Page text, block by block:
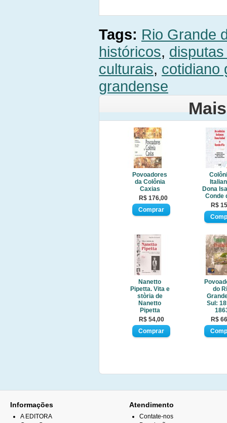
Tags: Rio Grande
históricos,
culturais, cotidiano
grandense
Povoadores
da Colônia
Caxias
R$ 176,00
Dona
Conde
R$
Nanetto
Pipetta. Vita e
stòria de
Nanetto
Pipetta
R$ 54,00
do
Sul:
R$
Informações
A EDITORA
Atendimento
Contate-nos